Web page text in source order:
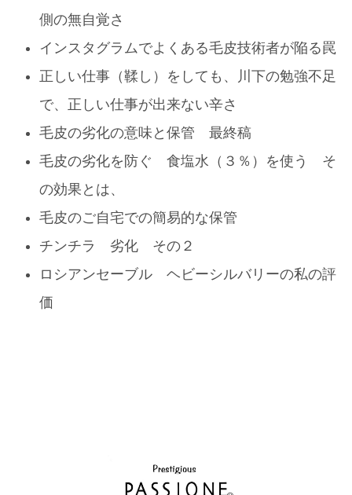
側の無自覚さ
インスタグラムでよくある毛皮技術者が陥る罠
正しい仕事（鞣し）をしても、川下の勉強不足
で、正しい仕事が出来ない辛さ
毛皮の劣化の意味と保管 最終稿
毛皮の劣化を防ぐ 食塩水（３％）を使う そ
の効果とは、
毛皮のご自宅での簡易的な保管
チンチラ 劣化 その２
ロシアンセーブル ヘビーシルバリーの私の評
価